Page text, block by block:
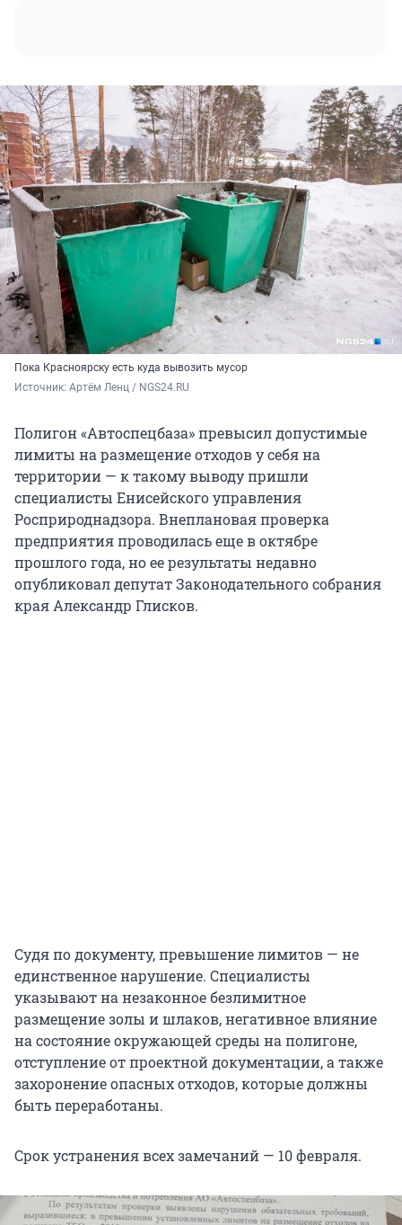
Пока Красноярску есть куда вывозить мусор
Источник: Артём Ленц / NGS24.RU
Полигон «Автоспецбаза» превысил допустимые
лимиты на размещение отходов у себя на
территории — к такому выводу пришли
специалисты Енисейского управления
Росприроднадзора. Внеплановая проверка
предприятия проводилась еще в октябре
прошлого года, но ее результаты недавно
опубликовал депутат Законодательного собрания
края Александр Глисков.
Судя по документу, превышение лимитов — не
единственное нарушение. Специалисты
указывают на незаконное безлимитное
размещение золы и шлаков, негативное влияние
на состояние окружающей среды на полигоне,
отступление от проектной документации, а также
захоронение опасных отходов, которые должны
быть переработаны.
Срок устранения всех замечаний — 10 февраля.